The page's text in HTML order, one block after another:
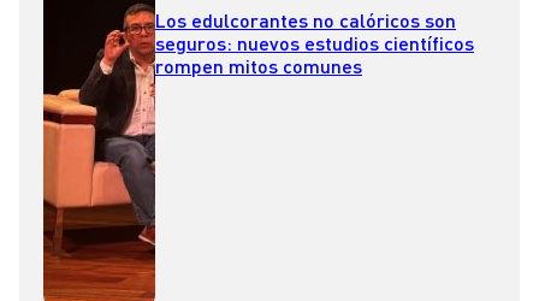
Los edulcorantes no calóricos son
seguros: nuevos estudios científicos
rompen mitos comunes